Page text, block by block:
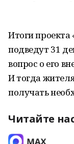
Итоги
подведут 31
вопрос о его
И тогда
получать
Читайте